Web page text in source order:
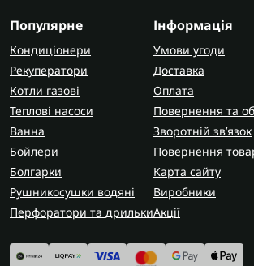
Популярне
Кондиціонери
Рекуператори
Котли газові
Теплові насоси
Ванна
Бойлери
Болгарки
Рушникосушки водяні
Перфоратори та дрильки
Інформація
Умови угоди
Доставка
Оплата
Повернення та
Зворотній зв’язок
Повернення
Карта сайту
Виробники
Акції